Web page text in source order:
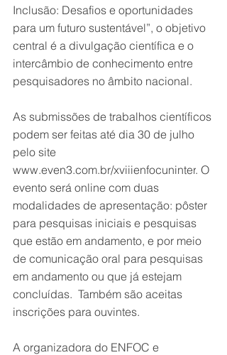
Inclusão: Desafios e oportunidades
para um futuro sustentável”, o objetivo
central é a divulgação científica e o
intercâmbio de conhecimento entre
pesquisadores no âmbito nacional.
As submissões de trabalhos científicos
podem ser feitas até dia 30 de julho
pelo site
www.even3.com.br/xviiienfocuninter. O
evento será online com duas
modalidades de apresentação: pôster
para pesquisas iniciais e pesquisas
que estão em andamento, e por meio
de comunicação oral para pesquisas
em andamento ou que já estejam
concluídas.  Também são aceitas
inscrições para ouvintes.
A organizadora do ENFOC e